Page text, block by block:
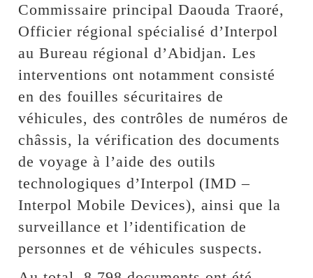
Commissaire principal Daouda Traoré,
Officier régional spécialisé d’Interpol
au Bureau régional d’Abidjan. Les
interventions ont notamment consisté
en des fouilles sécuritaires de
véhicules, des contrôles de numéros de
châssis, la vérification des documents
de voyage à l’aide des outils
technologiques d’Interpol (IMD –
Interpol Mobile Devices), ainsi que la
surveillance et l’identification de
personnes et de véhicules suspects.